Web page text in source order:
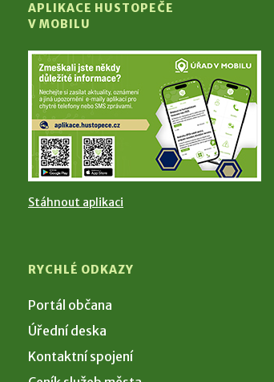
APLIKACE HUSTOPEČE
V MOBILU
Stáhnout aplikaci
RYCHLÉ ODKAZY
Portál občana
Úřední deska
Kontaktní spojení